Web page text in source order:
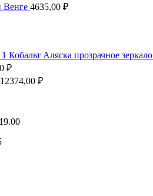
Венге 4635,00 ₽
Кобальт Аляска прозрачное зеркало
₽
12374,00 ₽